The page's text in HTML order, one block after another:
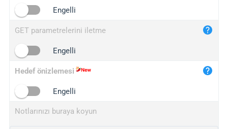
Engelli
GET parametrelerini iletme
Engelli
Hedef önizlemesi
Engelli
Notlarınızı buraya koyun